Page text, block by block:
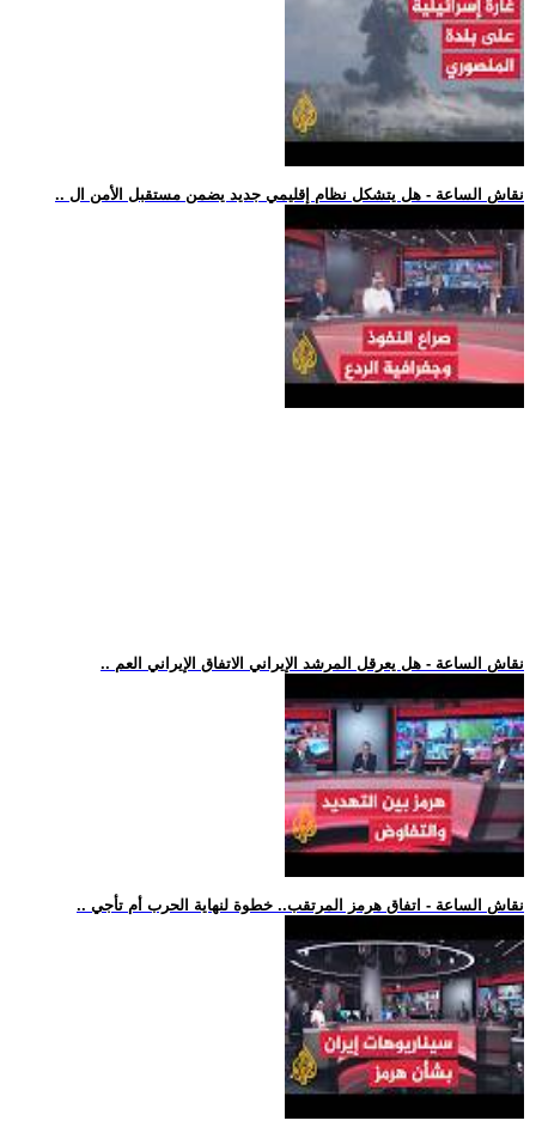
.. نقاش الساعة - هل يتشكل نظام إقليمي جديد يضمن مستقبل الأمن ال
.. نقاش الساعة - هل يعرقل المرشد الإيراني الاتفاق الإيراني العم
.. نقاش الساعة - اتفاق هرمز المرتقب.. خطوة لنهاية الحرب أم تأجي